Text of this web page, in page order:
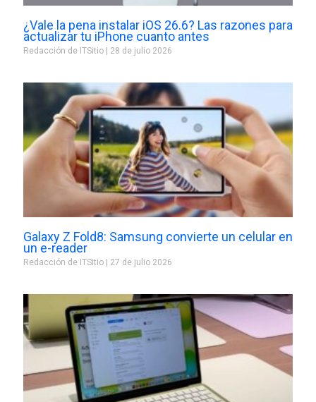
¿Vale la pena instalar iOS 26.6? Las razones para
actualizar tu iPhone cuanto antes
Redacción de ITSitio 28 de julio 2026
Galaxy Z Fold8: Samsung convierte un celular en
un e-reader
Redacción de ITSitio 27 de julio 2026